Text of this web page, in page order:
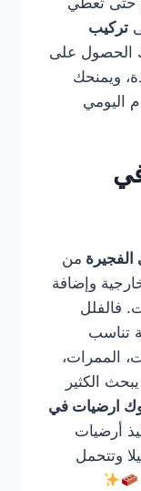
تركيب
الحصول على
ويمنحك
اليومي
من
وإضافة
فالفلل
تناسب
الممرات،
الكثير
ارضيات في
أرضيات
وتتحمل